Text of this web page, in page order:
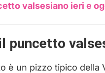
valsesiano ieri e
il puncetto
è un pizzo tipico della